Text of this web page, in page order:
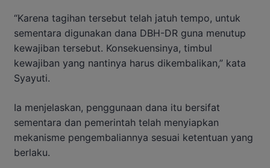
“Karena tagihan tersebut telah jatuh tempo, untuk
sementara digunakan dana DBH-DR guna menutup
kewajiban tersebut. Konsekuensinya, timbul
kewajiban yang nantinya harus dikembalikan,” kata
Syayuti.
Ia menjelaskan, penggunaan dana itu bersifat
sementara dan pemerintah telah menyiapkan
mekanisme pengembaliannya sesuai ketentuan yang
berlaku.